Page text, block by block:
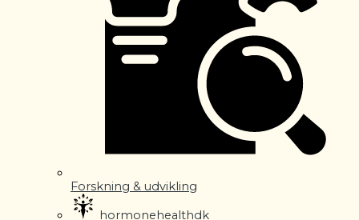
Forskning & udvikling
hormonehealthdk